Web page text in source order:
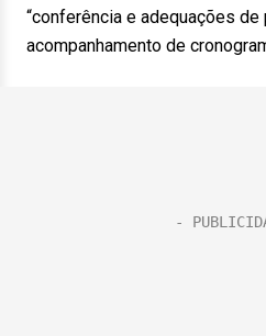
“conferência e adequações
acompanhamento de